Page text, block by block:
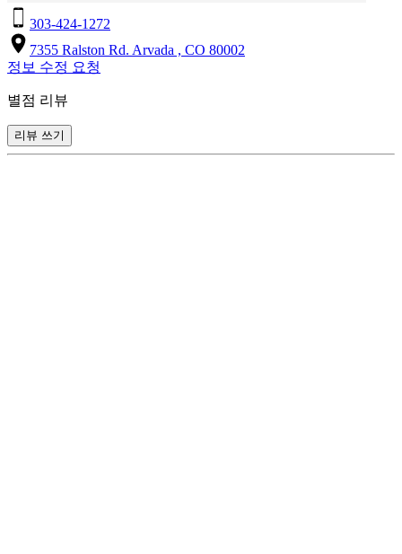
303-424-1272
7355 Ralston Rd. Arvada , CO 80002
정보 수정 요청
별점 리뷰
리뷰 쓰기